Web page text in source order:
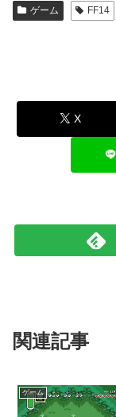
ゲーム FF14
X
関連記事
ゲーム